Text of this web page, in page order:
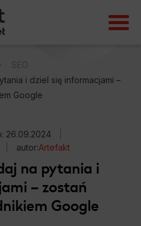
SEO
i dziel się informacjami –
Google
26.09.2024
autor:Artefakt
na pytania i
– zostań
Google